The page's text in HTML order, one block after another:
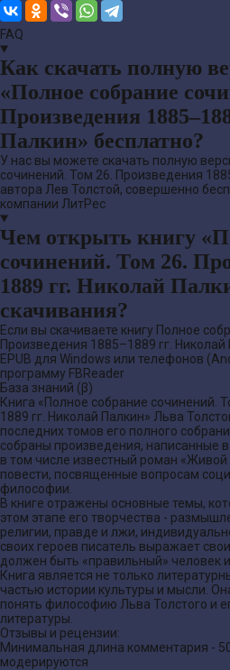
FAQ
Как скачать полную
«Полное собрание
Произведения
Палкин» бесплатно?
У нас вы можете скачать полную
сочинений. Том 26. Произведения
автора Лев Толстой, совершенно
компании ЛитРес
Чем открыть книгу
сочинений. Том 26.
1889 гг. Николай
скачивания?
Если вы скачиваете книгу Полное
Произведения 1885–1889 гг.
EPUB для Windows или телефонов
программу FBReader
База знаний (β)
Книга «Полное собрание сочинений.
1889 гг. Николай Палкин» Льва
последних томов его полного
собраны произведения, написанные
в том числе известный роман «Живой
повести, посвященные вопросам
философии.
В книге отражены основные темы,
этом этапе его творчества -
религии, правде и лжи,
своих героев писатель выражает
должен быть «правильный» человек
Книга является не только
частью истории культуры и мысли.
понять философию Льва Толстого и
литературы.
Отзывы и рецензии:
Минимальная длина комментария -
модерируются